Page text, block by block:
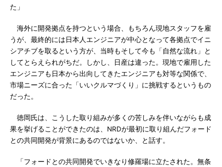
た」
海外に開発拠点を持つという場合、もちろん現地スタッフを雇
うが、最終的には日本人エンジニアが中心となって各拠点でイニ
シアチブを取るという方が、当時もそして今も「自然な流れ」と
してとらえられがちだ。しかし、日産は違った。現地で雇用した
エンジニアも日本から出向してきたエンジニアも対等な関係で、
市場ニーズに合った「いいクルマづくり」に挑戦するというもの
だった。
徳岡氏は、こうした取り組みが多くの苦しみを伴いながらも成
果を挙げることができたのは、NRDが最初に取り組んだフォード
との共同開発が背景にあるのではないか、と話す。
「フォードとの共同開発でいきなり修羅場に立たされた。無条